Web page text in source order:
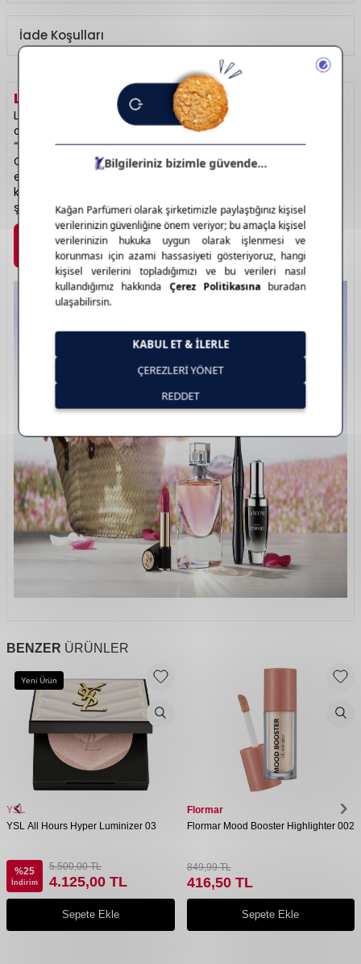
İade Koşulları
LANCOME HAKKINDA
Lancôme, Fransız lüksünün en zarif temsilcilerinden biri
olarak cilt bakımı, makyaj ve parfüm dünyasında öne çıkar.
“La Vie Est Belle” ve “Idôle” gibi ikonik parfümleriyle tanınır.
Cilt bakım serileri özellikle yaşlanma karşıtı ve aydınlatıcı
etkileriyle dikkat çeker. Hem görselliği hem de içerik
kalitesiyle kadınların vazgeçilmez tercihlerindendir. Fransız
şıklığının özü: Lancôme.
Marka Detayı
BENZER ÜRÜNLER
Yeni Ürün
YSL
YSL All Hours Hyper Luminizer 03
%25
İndirim
5.500,00TL
4.125,00 TL
Sepete Ekle
Flormar
Flormar Mood Booster Highlighter 002
849,99TL
416,50TL
Sepete Ekle